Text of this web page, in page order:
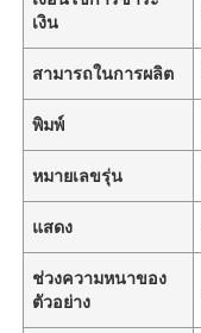
เงิน
สามารถในการผลิต
พิมพ์
หมายเลขรุ่น
แสดง
ช่วงความหนาของ
ตัวอย่าง